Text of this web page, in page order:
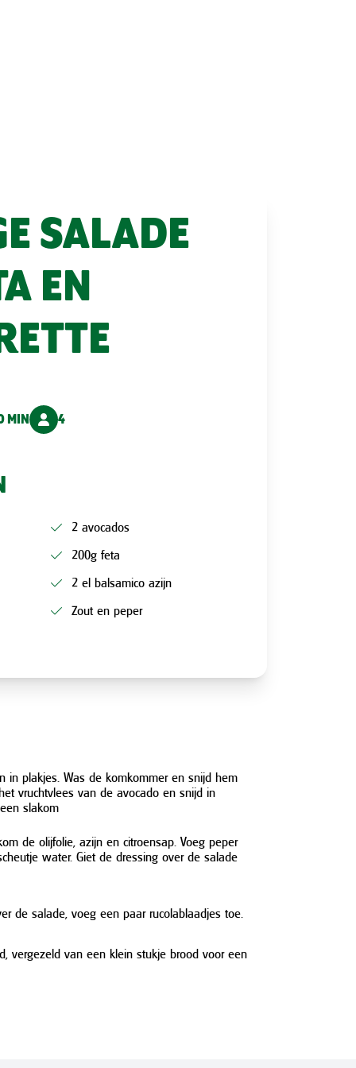
SALADE
EN
MIN 4
2 avocados
200g feta
2 el balsamico azijn
Zout en peper
in plakjes. Was de komkommer en snijd hem
vruchtvlees van de avocado en snijd in
slakom
de olijfolie, azijn en citroensap. Voeg peper
water. Giet de dressing over de salade
de salade, voeg een paar rucolablaadjes toe.
vergezeld van een klein stukje brood voor een